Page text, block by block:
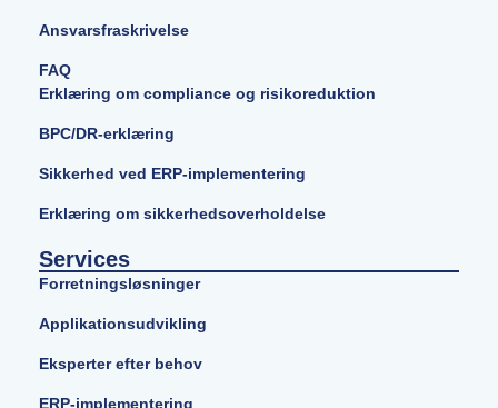
Ansvarsfraskrivelse
FAQ
Erklæring om compliance og risikoreduktion
BPC/DR-erklæring
Sikkerhed ved ERP-implementering
Erklæring om sikkerhedsoverholdelse
Services
Forretningsløsninger
Applikationsudvikling
Eksperter efter behov
ERP-implementering